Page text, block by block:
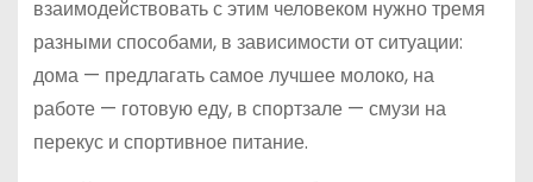
взаимодействовать с этим человеком нужно тремя
разными способами, в зависимости от ситуации:
дома — предлагать самое лучшее молоко, на
работе — готовую еду, в спортзале — смузи на
перекус и спортивное питание.